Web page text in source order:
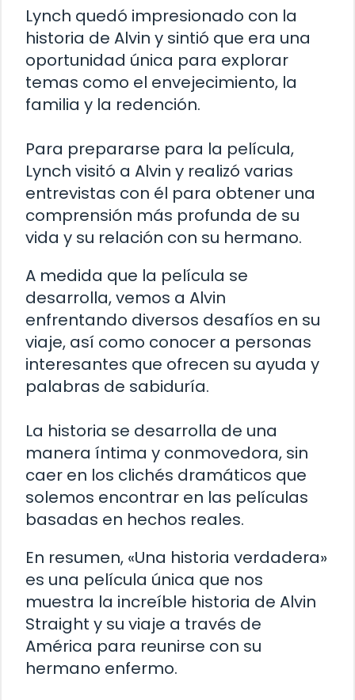
Lynch quedó impresionado con la
historia de Alvin y sintió que era una
oportunidad única para explorar
temas como el envejecimiento, la
familia y la redención.
Para prepararse para la película,
Lynch visitó a Alvin y realizó varias
entrevistas con él para obtener una
comprensión más profunda de su
vida y su relación con su hermano.
A medida que la película se
desarrolla, vemos a Alvin
enfrentando diversos desafíos en su
viaje, así como conocer a personas
interesantes que ofrecen su ayuda y
palabras de sabiduría.
La historia se desarrolla de una
manera íntima y conmovedora, sin
caer en los clichés dramáticos que
solemos encontrar en las películas
basadas en hechos reales.
En resumen, «Una historia verdadera»
es una película única que nos
muestra la increíble historia de Alvin
Straight y su viaje a través de
América para reunirse con su
hermano enfermo.